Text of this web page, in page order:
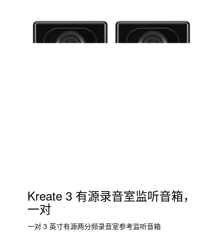
Kreate 3 有源录音室监听音箱，
一对
一对 3 英寸有源两分频录音室参考监听音箱